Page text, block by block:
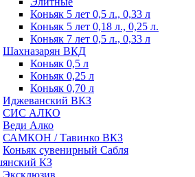
Коньяк 5 лет 0,5 л., 0,33 л
Коньяк 5 лет 0,18 л., 0,25 л.
Коньяк 7 лет 0,5 л., 0,33 л
Шахназарян ВКД
Коньяк 0,5 л
Коньяк 0,25 л
Коньяк 0,70 л
Иджеванский ВКЗ
СИС АЛКО
Веди Алко
САМКОН / Тавинко ВКЗ
Коньяк сувенирный Сабля
КЗ
Эксклюзив